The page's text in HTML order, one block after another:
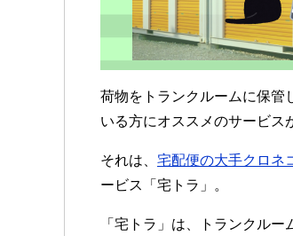
荷物をトランクルームに保管
いる方にオススメのサービス
それは、 宅配便の大手クロネ
ービス「宅トラ」。
「宅トラ」は、トランクル